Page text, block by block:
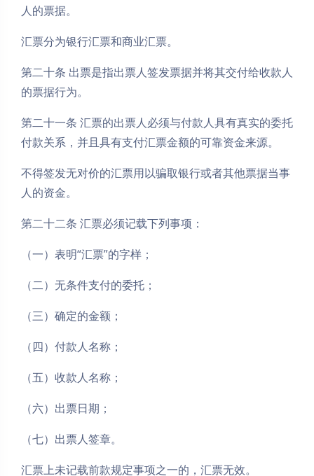
人的票据。
汇票分为银行汇票和商业汇票。
第二十条 出票是指出票人签发票据并将其交付给收款人
的票据行为。
第二十一条 汇票的出票人必须与付款人具有真实的委托
付款关系，并且具有支付汇票金额的可靠资金来源。
不得签发无对价的汇票用以骗取银行或者其他票据当事
人的资金。
第二十二条 汇票必须记载下列事项：
（一）表明“汇票”的字样；
（二）无条件支付的委托；
（三）确定的金额；
（四）付款人名称；
（五）收款人名称；
（六）出票日期；
（七）出票人签章。
汇票上未记载前款规定事项之一的，汇票无效。